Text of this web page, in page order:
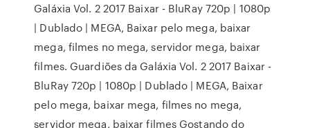
Galáxia Vol. 2 2017 Baixar - BluRay 720p | 1080p
| Dublado | MEGA, Baixar pelo mega, baixar
mega, filmes no mega, servidor mega, baixar
filmes. Guardiões da Galáxia Vol. 2 2017 Baixar -
BluRay 720p | 1080p | Dublado | MEGA, Baixar
pelo mega, baixar mega, filmes no mega,
servidor mega, baixar filmes Gostando do